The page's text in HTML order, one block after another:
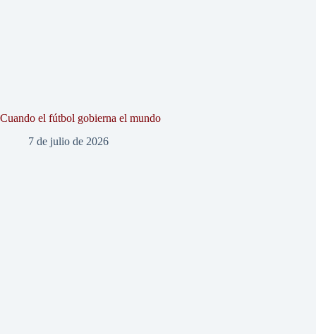
Cuando el fútbol gobierna el mundo
7 de julio de 2026